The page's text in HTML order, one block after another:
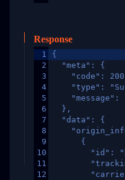
Response
1
2
3
4
5
6
7
8
9
10
11
12
{
  "meta": {
"code":
"type":
"message":
  },
  "data": {
      {
"id":